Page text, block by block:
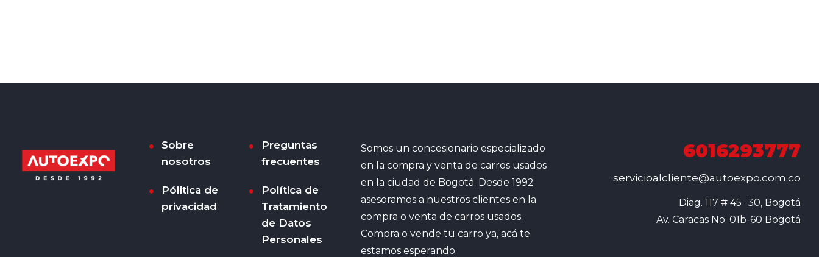
Sobre
nosotros
Preguntas
frecuentes
Pólitica de
privacidad
Política de
Tratamiento
de Datos
Personales
Somos un concesionario especializado
en la compra y venta de carros usados
en la ciudad de Bogotá. Desde 1992
asesoramos a nuestros clientes en la
compra o venta de carros usados.
Compra o vende tu carro ya, acá te
estamos esperando.
6016293777
servicioalcliente@autoexpo.com.co
Diag. 117 # 45 -30, Bogotá
Av. Caracas No. 01b-60 Bogotá